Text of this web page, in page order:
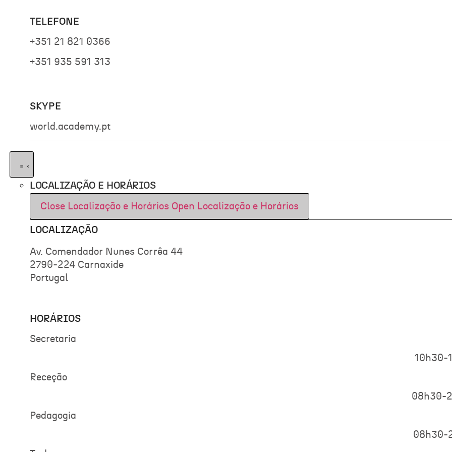
TELEFONE
+351 21 821 0366
+351 935 591 313
SKYPE
world.academy.pt
LOCALIZAÇÃO E HORÁRIOS
Close Localização e Horários Open Localização e Horários
LOCALIZAÇÃO
Av. Comendador Nunes Corrêa 44
2790-224 Carnaxide
Portugal
HORÁRIOS
Secretaria
10h30-
Receção
08h30-
Pedagogia
08h30-